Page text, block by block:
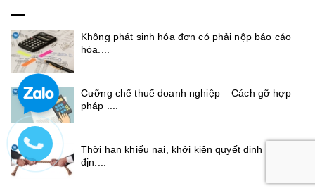
Không phát sinh hóa đơn có phải nộp báo cáo
hóa....
Cưỡng chế thuế doanh nghiệp – Cách gỡ hợp
pháp ....
Thời hạn khiếu nại, khởi kiện quyết định ấn
địn....